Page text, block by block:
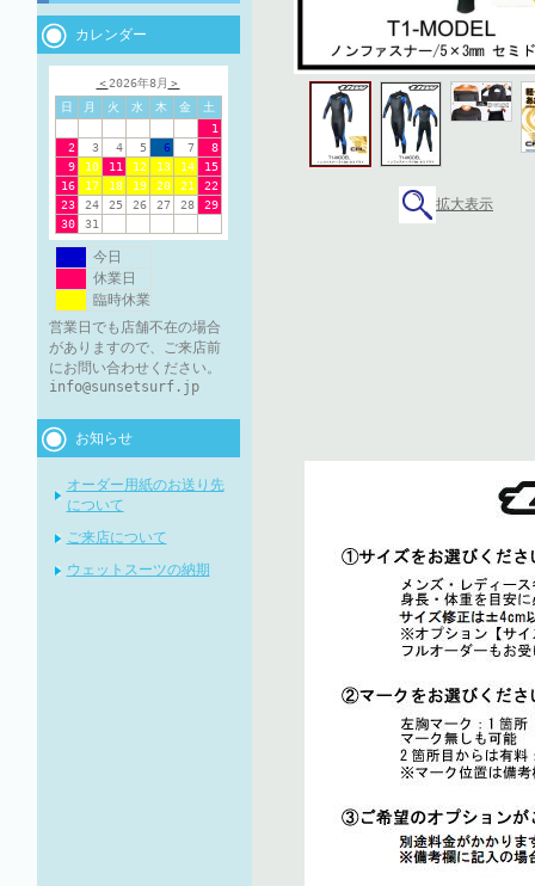
カレンダー
＜2026年8月 ＞
日
月 火 水 木 金
土
1
2
3 4 5 6 7
8
9
10 11 12 13 14
15
16
17 18 19 20 21
22
23
24 25 26 27 28
29
30
31
今日
休業日
臨時休業
営業日でも店舗不在の場合
がありますので、ご来店前
にお問い合わせください。
info@sunsetsurf.jp
お知らせ
オーダー用紙のお送り先
について
ご来店について
ウェットスーツの納期
拡大表示